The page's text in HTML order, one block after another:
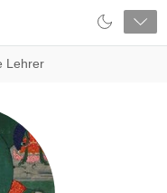
Lehrer